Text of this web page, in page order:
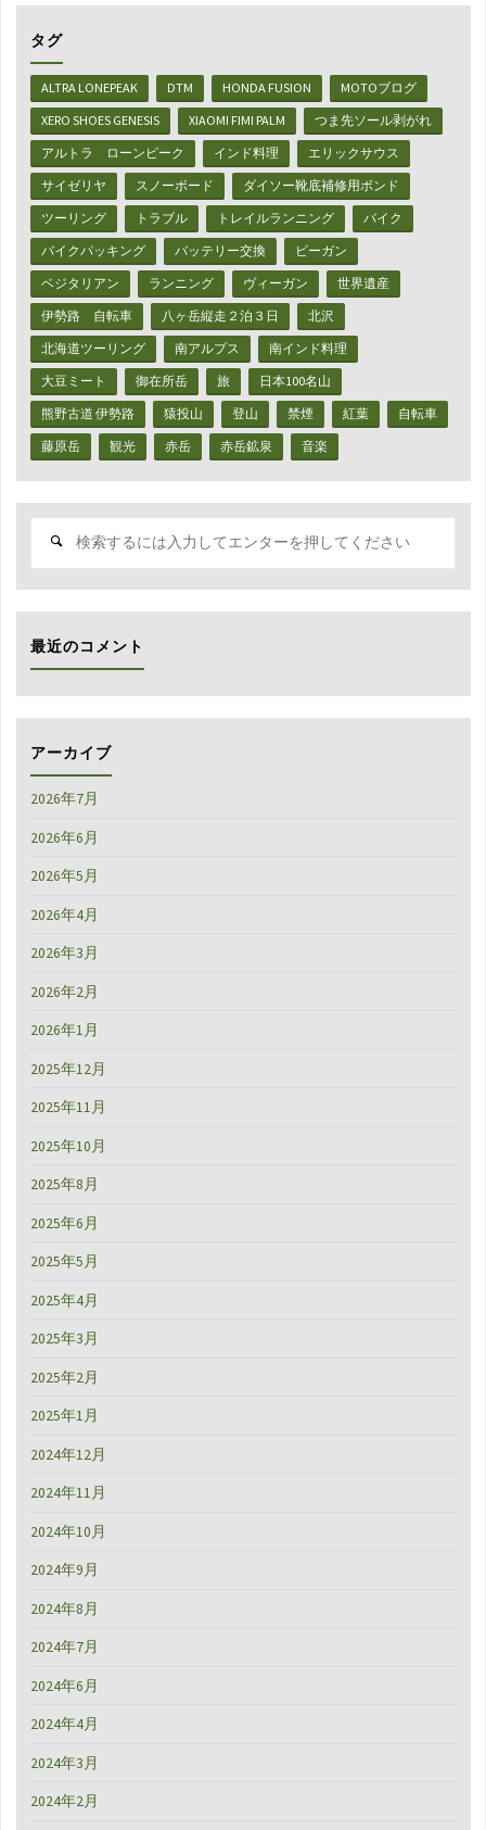
策】
激
安
ア
ア
ミ
お
た
ふ
手
の
ラ
タグ
ALTRA LONEPEAK DTM HONDA FUSION
MOTOブログ
XERO SHOES GENESIS
XIAOMI FIMI PALM
つま先ソール剥がれ
アルトラ ローンピーク
インド料理
エリックサウス
サイゼリヤ
スノーボード
ダイソー靴底補修用ボンド
ツーリング
トラブル トレイルランニング
バイク
バイクパッキング
バッテリー交換
ビーガン
ベジタリアン
ランニング ヴィーガン
世界遺産
伊勢路 自転車
八ヶ岳縦走２泊３日
北沢
北海道ツーリング
南アルプス
南インド料理
大豆ミート
御在所岳 旅
日本100名山
熊野古道 伊勢路
猿投山 登山 禁煙 紅葉
自転車
藤原岳
観光 赤岳 赤岳鉱泉 音楽
象:
最近のコメント
アーカイブ
2026年7月
2026年6月
2026年5月
2026年4月
2026年3月
2026年2月
2026年1月
2025年12月
2025年11月
2025年10月
2025年8月
2025年6月
2025年5月
2025年4月
2025年3月
2025年2月
2025年1月
2024年12月
2024年11月
2024年10月
2024年9月
2024年8月
2024年7月
2024年6月
2024年4月
2024年3月
2024年2月